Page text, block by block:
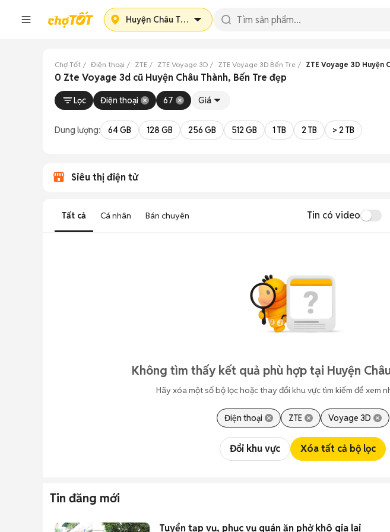
Huyện Châu Thành
Chợ Tốt Điện thoại ZTE ZTE Voyage 3D ZTE Voyage 3D Bến Tre ZTE Voyage 3D Huyện
0 Zte Voyage 3d cũ Huyện Châu Thành, Bến Tre đẹp
Lọc Điện thoại 67 Giá
Dung lượng: 64 GB 128 GB 256 GB 512 GB 1 TB 2 TB > 2 TB
Siêu thị điện tử
Tất cả Cá nhân Bán chuyên Tin có video
Không tìm thấy kết quả phù hợp tại Huyện
Hãy xóa một số bộ lọc hoặc thay đổi khu vực tìm kiếm để xem
Điện thoại ZTE Voyage 3D
Đổi khu vực Xóa tất cả bộ lọc
Tin đăng mới
Tuyển tạp vụ, phục vụ quán ăn phở khô gia lai